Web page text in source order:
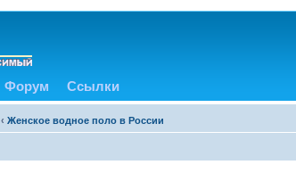
Форум Ссылки
‹ Женское водное поло в России